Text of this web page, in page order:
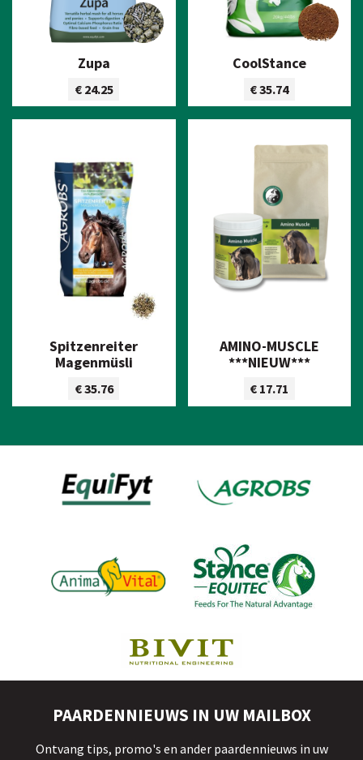
Zupa
€ 24.25
Bekijk product
CoolStance
€ 35.74
Bekijk product
Spitzenreiter
Magenmüsli
€ 35.76
Bekijk product
AMINO-MUSCLE
***NIEUW***
€ 17.71
Bekijk product
PAARDENNIEUWS IN UW MAILBOX
Ontvang tips, promo's en ander paardennieuws in uw